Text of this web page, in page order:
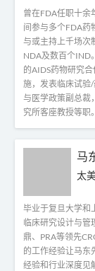
曾在FDA任职十余
间参与多个FDA药
与或主持上千场次
NDA及数百个IND
的AIDS药物研究
施，发表临床试验
与医学政策副总裁
究所客座教授等职。
马
太
毕业于复旦大学和
临床研究设计与管
鼎、PRA等领先
的工作经验让马东
经验和行业深度见